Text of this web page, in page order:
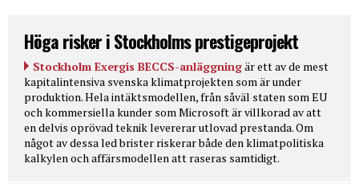
Höga risker i Stockholms prestigeprojekt
Stockholm Exergis BECCS-anläggningär ett av de mest
kapitalintensiva svenska klimatprojekten som är under
produktion. Hela intäktsmodellen, från såväl staten som EU
och kommersiella kunder som Microsoft är villkorad av att
en delvis oprövad teknik levererar utlovad prestanda. Om
något av dessa led brister riskerar både den klimatpolitiska
kalkylen och affärsmodellen att raseras samtidigt.